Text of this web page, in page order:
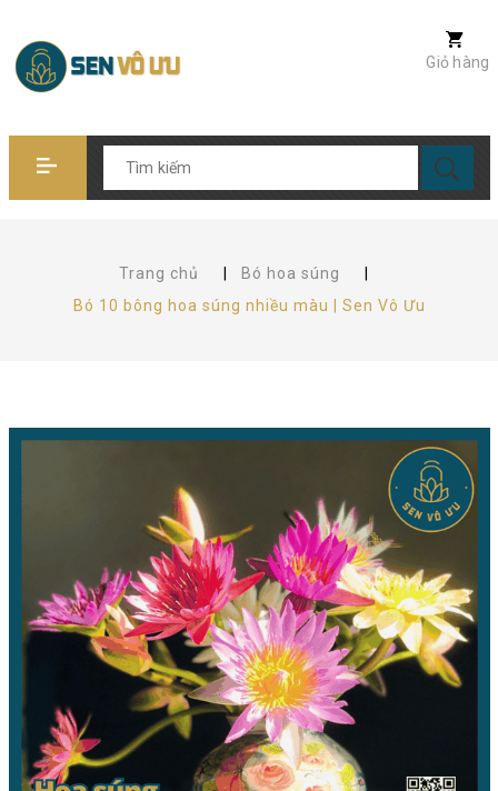
Giỏ hàng
Trang chủ Bó hoa súng
Bó 10 bông hoa súng nhiều màu | Sen Vô Ưu